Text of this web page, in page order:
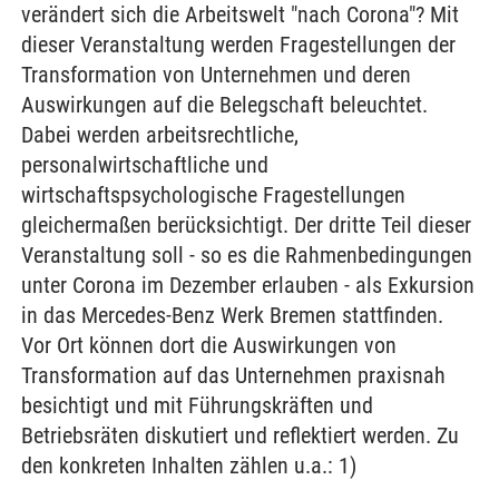
verändert sich die Arbeitswelt "nach Corona"? Mit
dieser Veranstaltung werden Fragestellungen der
Transformation von Unternehmen und deren
Auswirkungen auf die Belegschaft beleuchtet.
Dabei werden arbeitsrechtliche,
personalwirtschaftliche und
wirtschaftspsychologische Fragestellungen
gleichermaßen berücksichtigt. Der dritte Teil dieser
Veranstaltung soll - so es die Rahmenbedingungen
unter Corona im Dezember erlauben - als Exkursion
in das Mercedes-Benz Werk Bremen stattfinden.
Vor Ort können dort die Auswirkungen von
Transformation auf das Unternehmen praxisnah
besichtigt und mit Führungskräften und
Betriebsräten diskutiert und reflektiert werden. Zu
den konkreten Inhalten zählen u.a.: 1)